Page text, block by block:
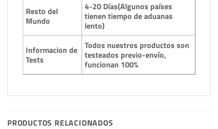
Resto del
Mundo
4-20 Días(Algunos países
tienen tiempo de aduanas
lento)
Informacion de
Tests
Todos nuestros productos son
testeados previo-envío,
funcionan 100%
PRODUCTOS RELACIONADOS